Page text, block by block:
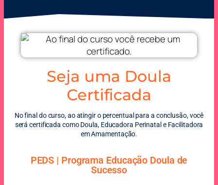
Seja uma Doula
Certificada
No final do curso, ao atingir o percentual para a conclusão, você
será certificada como Doula, Educadora Perinatal e Facilitadora
em Amamentação.
PEDS | Programa Educação Doula de
Sucesso